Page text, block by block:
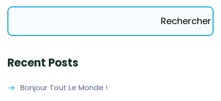
Rechercher
Recent Posts
Bonjour Tout Le Monde !